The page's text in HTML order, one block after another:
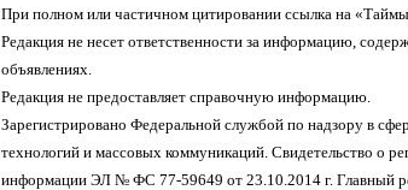
При полном или частичном цитировании ссылка на
Редакция не несет ответственности за информацию,
объявлениях.
Редакция не предоставляет справочную информацию.
Зарегистрировано Федеральной службой по надзору в
технологий и массовых коммуникаций. Свидетельство о
информации ЭЛ № ФС 77-59649 от 23.10.2014 г. Главный